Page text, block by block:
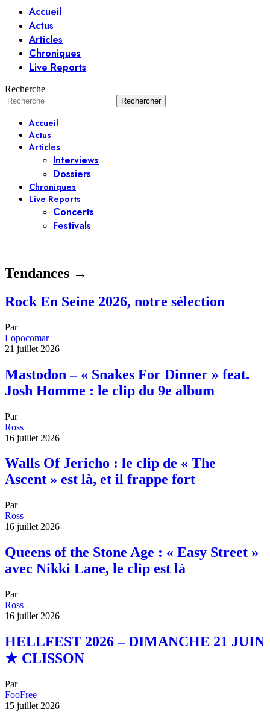
Accueil
Actus
Articles
Chroniques
Live Reports
Recherche
Accueil
Actus
Articles
Interviews
Dossiers
Chroniques
Live Reports
Concerts
Festivals
Tendances →
Rock En Seine 2026, notre sélection
Par
Lopocomar
21 juillet 2026
Mastodon – « Snakes For Dinner » feat.
Josh Homme : le clip du 9e album
Par
Ross
16 juillet 2026
Walls Of Jericho : le clip de « The
Ascent » est là, et il frappe fort
Par
Ross
16 juillet 2026
Queens of the Stone Age : « Easy Street »
avec Nikki Lane, le clip est là
Par
Ross
16 juillet 2026
HELLFEST 2026 – DIMANCHE 21 JUIN
★ CLISSON
Par
FooFree
15 juillet 2026